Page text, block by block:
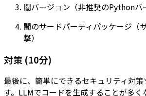
闇バージョン（非推奨のPythonバ
闇のサードパーティパッケージ（
撃）
対策 (10分)
最後に、簡単にできるセキュリティ対
す。LLMでコードを生成することが多く